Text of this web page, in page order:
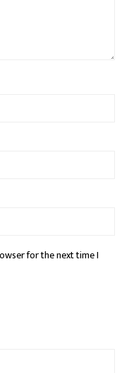
for the next time I